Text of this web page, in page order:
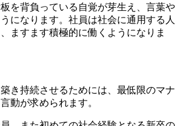
を背負っている自覚が芽生え、言葉や
になります。社員は社会に通用する人
ますます積極的に働くようになりま
き持続させるためには、最低限のマナ
動が求められます。